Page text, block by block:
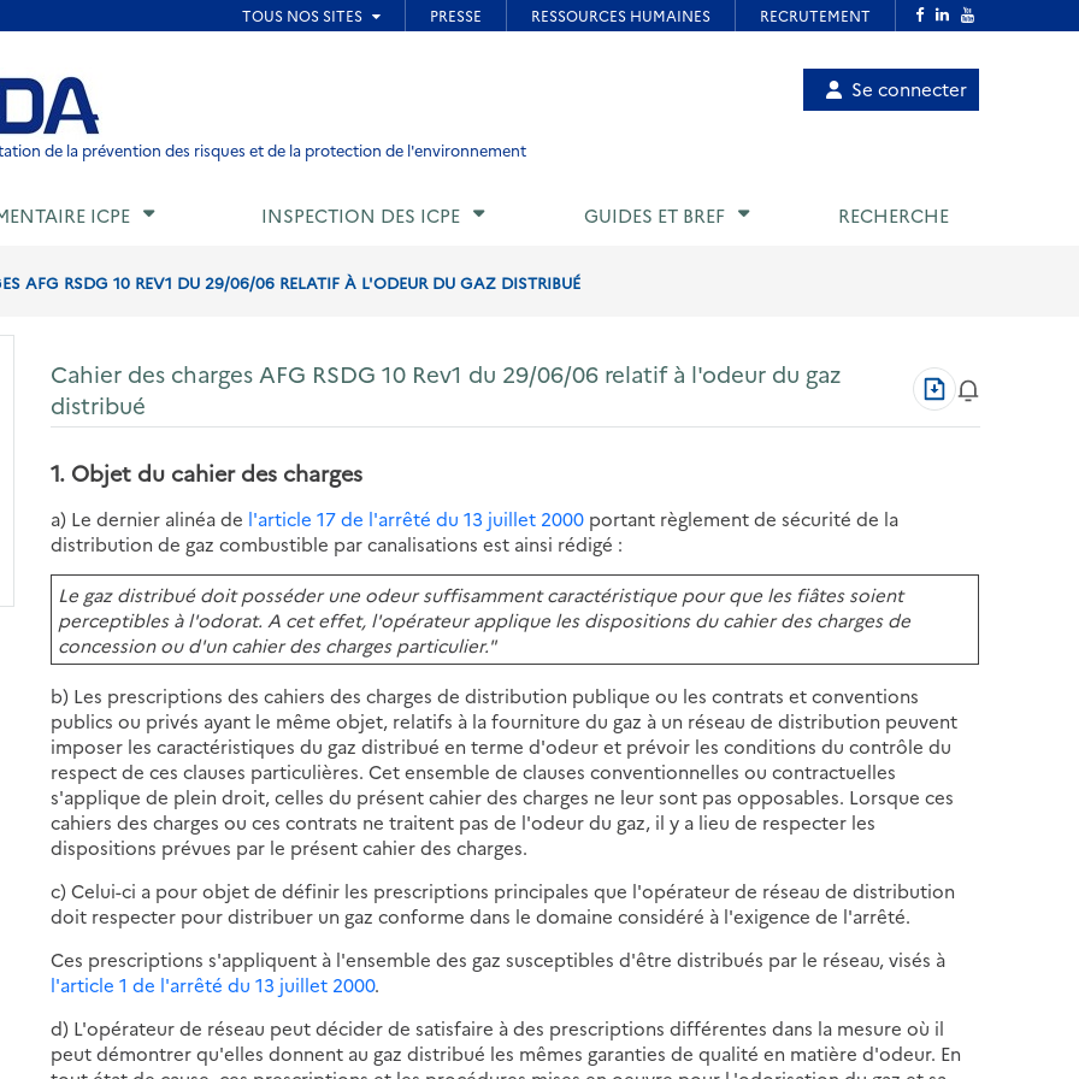
de page
de la prévention des risques et de la protection de l'environnement
Menu
utilisateur
Se connecter
ICPE INSPECTION DES ICPE GUIDES ET BREF RECHERCHE
AFG RSDG 10 REV1 DU 29/06/06 RELATIF À L'ODEUR DU GAZ DISTRIBUÉ
Cahier des charges AFG RSDG 10 Rev1 du 29/06/06 relatif à l'odeur du gaz
distribué
Télécharger
au
format
1. Objet du cahier des charges
a) Le dernier alinéa de l'article 17 de l'arrêté du 13 juillet 2000 portant règlement de sécurité de la
distribution de gaz combustible par canalisations est ainsi rédigé :
Le gaz distribué doit posséder une odeur suffisamment caractéristique pour que les fiâtes soient
perceptibles à l'odorat. A cet effet, l'opérateur applique les dispositions du cahier des charges de
concession ou d'un cahier des charges particulier."
b) Les prescriptions des cahiers des charges de distribution publique ou les contrats et conventions
publics ou privés ayant le même objet, relatifs à la fourniture du gaz à un réseau de distribution peuvent
imposer les caractéristiques du gaz distribué en terme d'odeur et prévoir les conditions du contrôle du
respect de ces clauses particulières. Cet ensemble de clauses conventionnelles ou contractuelles
s'applique de plein droit, celles du présent cahier des charges ne leur sont pas opposables. Lorsque ces
cahiers des charges ou ces contrats ne traitent pas de l'odeur du gaz, il y a lieu de respecter les
dispositions prévues par le présent cahier des charges.
c) Celui-ci a pour objet de définir les prescriptions principales que l'opérateur de réseau de distribution
doit respecter pour distribuer un gaz conforme dans le domaine considéré à l'exigence de l'arrêté.
Ces prescriptions s'appliquent à l'ensemble des gaz susceptibles d'être distribués par le réseau, visés à
l'article 1 de l'arrêté du 13 juillet 2000.
d) L'opérateur de réseau peut décider de satisfaire à des prescriptions différentes dans la mesure où il
peut démontrer qu'elles donnent au gaz distribué les mêmes garanties de qualité en matière d'odeur. En